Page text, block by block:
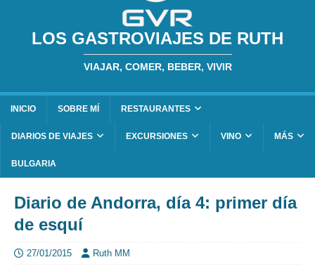
LOS GASTROVIAJES DE RUTH
VIAJAR, COMER, BEBER, VIVIR
INICIO SOBRE MÍ RESTAURANTES
DIARIOS DE VIAJES EXCURSIONES VINO MÁS
BULGARIA
Diario de Andorra, día 4: primer día
de esquí
27/01/2015 Ruth MM